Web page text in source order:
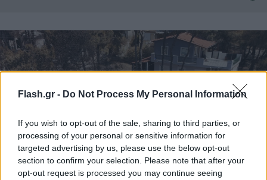
Flash.gr - Do Not Process My Personal Information
If you wish to opt-out of the sale, sharing to third parties, or
processing of your personal or sensitive information for
targeted advertising by us, please use the below opt-out
section to confirm your selection. Please note that after your
opt-out request is processed you may continue seeing